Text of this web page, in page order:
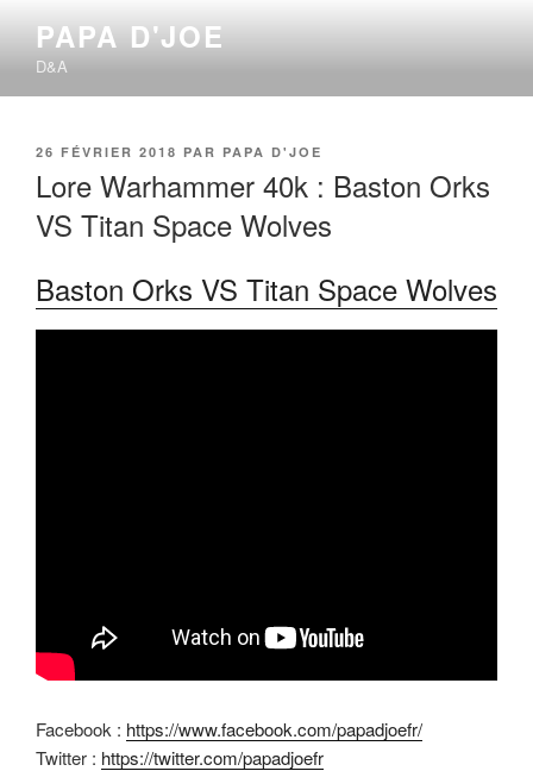
contenu
principal
PAPA D'JOE
D&A
PUBLIÉ
26 FÉVRIER 2018 PAR PAPA D'JOE
Lore Warhammer 40k : Baston Orks
VS Titan Space Wolves
Baston Orks VS Titan Space Wolves
Facebook : https://www.facebook.com/papadjoefr/
Twitter : https://twitter.com/papadjoefr